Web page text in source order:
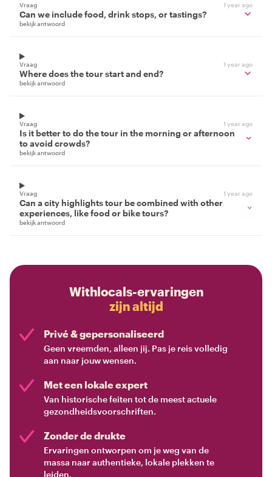
Vraag 1 year ago
Can we include food, drink stops, or tastings?
bekijk antwoord
Vraag 1 year ago
Where does the tour start and end?
bekijk antwoord
Vraag 1 year ago
Is it better to do the tour in the morning or afternoon
to avoid crowds?
bekijk antwoord
Vraag 1 year ago
Can a city highlights tour be combined with other
experiences, like food or bike tours?
bekijk antwoord
Withlocals-ervaringen
zijn altijd
Privé & gepersonaliseerd
Geen vreemden, alleen jij. Pas je reis volledig
aan naar jouw wensen.
Met een lokale expert
Van historische feiten tot de meest actuele
gezondheidsvoorschriften.
Zonder de drukte
Ervaringen ontworpen om je weg van de
massa naar authentieke, lokale plekken te
leiden.